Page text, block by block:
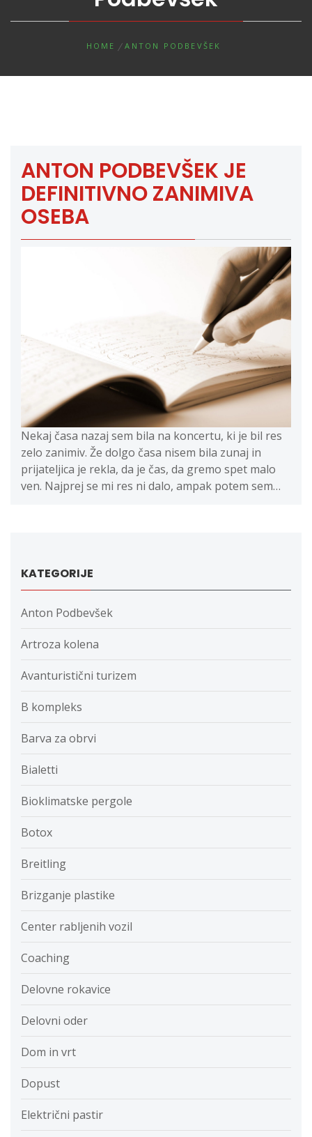
HOME ANTON PODBEVŠEK
ANTON PODBEVŠEK JE
DEFINITIVNO ZANIMIVA
OSEBA
Nekaj časa nazaj sem bila na koncertu, ki je bil res
zelo zanimiv. Že dolgo časa nisem bila zunaj in
prijateljica je rekla, da je čas, da gremo spet malo
ven. Najprej se mi res ni dalo, ampak potem sem…
KATEGORIJE
Anton Podbevšek
Artroza kolena
Avanturistični turizem
B kompleks
Barva za obrvi
Bialetti
Bioklimatske pergole
Botox
Breitling
Brizganje plastike
Center rabljenih vozil
Coaching
Delovne rokavice
Delovni oder
Dom in vrt
Dopust
Električni pastir